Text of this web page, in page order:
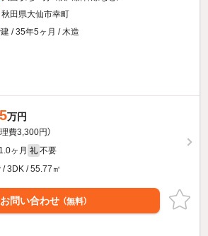
秋田県大仙市幸町
/ 35年5ヶ月 / 木造
万円
理費3,300円）
1.0ヶ月 礼 不要
/ 3DK / 55.77㎡
お問い合わせ （無料）